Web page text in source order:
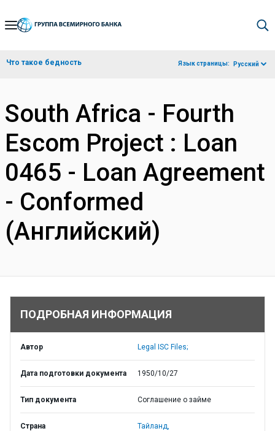
Skip
Navigation
Что такое бедность Язык страницы: Русский
South Africa - Fourth
Escom Project : Loan
0465 - Loan Agreement
- Conformed
(Английский)
ПОДРОБНАЯ ИНФОРМАЦИЯ
Автор Legal ISC Files;
Дата подготовки документа 1950/10/27
Тип документа Соглашение о займе
Страна Тайланд,